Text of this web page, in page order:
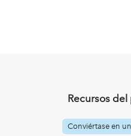
Recursos
Conviértase en